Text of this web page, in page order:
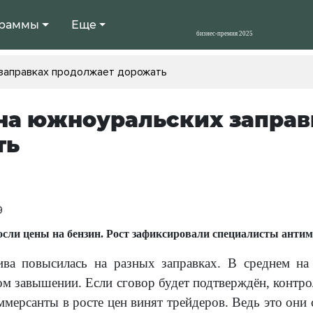
Еще
продолжает дорожать
южноуральских
цены на бензин. Рост зафиксировали специалисты
повысилась на разных заправках. В среднем
завышении. Если сговор будет подтверждён,
в росте цен винят трейдеров. Ведь это